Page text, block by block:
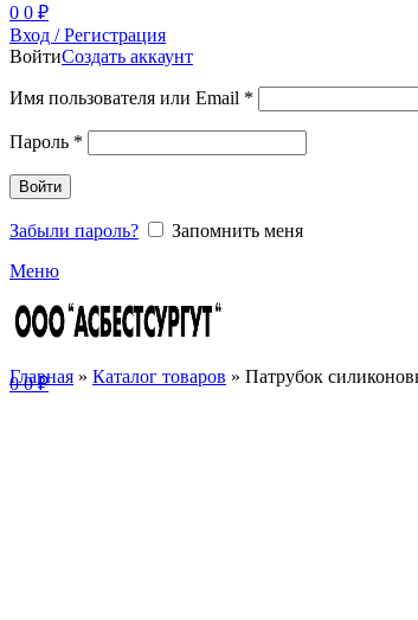
0 0 ₽
Вход / Регистрация
ВойтиСоздать аккаунт
Имя пользователя или Email *
Пароль *
Войти
Забыли пароль?
Запомнить меня
Меню
00₽
Главная » Каталог товаров » Патрубок